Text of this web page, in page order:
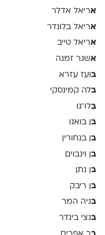
אריאל אדלר
אריאל בלונדר
אריאל טייב
אשגר זמנה
בועז עזרא
בלה קמינסקי
בְּלוּ־גוּ
בן בואנו
בן בנחורין
בן וינבוים
בן נתן
בן ריבק
בניה המר
בנצי בינדר